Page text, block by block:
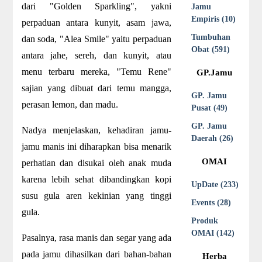
dari "Golden Sparkling", yakni
perpaduan antara kunyit, asam jawa,
dan soda, "Alea Smile" yaitu perpaduan
antara jahe, sereh, dan kunyit, atau
menu terbaru mereka, "Temu Rene"
sajian yang dibuat dari temu mangga,
perasan lemon, dan madu.
Nadya menjelaskan, kehadiran jamu-
jamu manis ini diharapkan bisa menarik
perhatian dan disukai oleh anak muda
karena lebih sehat dibandingkan kopi
susu gula aren kekinian yang tinggi
gula.
Pasalnya, rasa manis dan segar yang ada
pada jamu dihasilkan dari bahan-bahan
Jamu
Empiris (10)
Tumbuhan
Obat (591)
GP.Jamu
GP. Jamu
Pusat (49)
GP. Jamu
Daerah (26)
OMAI
UpDate (233)
Events (28)
Produk
OMAI (142)
Herba